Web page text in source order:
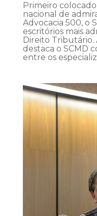
Primeiro
nacional de
Advocacia 500, o
escritórios mais
Direito
destaca o SCMD
entre os